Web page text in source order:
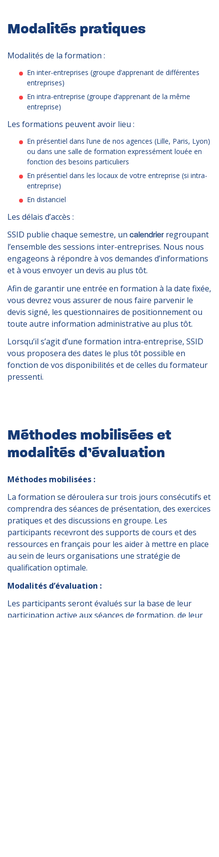
Modalités pratiques
Modalités de la formation :
En inter-entreprises (groupe d’apprenant de différentes
entreprises)
En intra-entreprise (groupe d’apprenant de la même
entreprise)
Les formations peuvent avoir lieu :
En présentiel dans l’une de nos agences (Lille, Paris, Lyon)
ou dans une salle de formation expressément louée en
fonction des besoins particuliers
En présentiel dans les locaux de votre entreprise (si intra-
entreprise)
En distanciel
Les délais d’accès :
SSID publie chaque semestre, un calendrier regroupant
l’ensemble des sessions inter-entreprises. Nous nous
engageons à répondre à vos demandes d’informations
et à vous envoyer un devis au plus tôt.
Afin de garantir une entrée en formation à la date fixée,
vous devrez vous assurer de nous faire parvenir le
devis signé, les questionnaires de positionnement ou
toute autre information administrative au plus tôt.
Lorsqu’il s’agit d’une formation intra-entreprise, SSID
vous proposera des dates le plus tôt possible en
fonction de vos disponibilités et de celles du formateur
pressenti.
Méthodes mobilisées et
modalités d’évaluation
Méthodes mobilisées :
La formation se déroulera sur trois jours consécutifs et
comprendra des séances de présentation, des exercices
pratiques et des discussions en groupe. Les
participants recevront des supports de cours et des
ressources en français pour les aider à mettre en place
au sein de leurs organisations une stratégie de
qualification optimale.
Modalités d’évaluation :
Les participants seront évalués sur la base de leur
participation active aux séances de formation, de leur